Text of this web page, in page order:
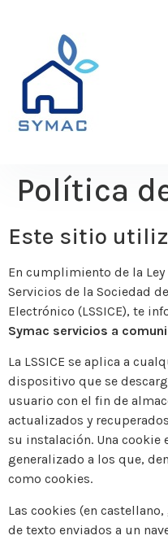
Política
Este sitio
En cumplimiento de la
Servicios de la Sociedad
Electrónico (LSSICE), te
Symac servicios a
La LSSICE se aplica a
dispositivo que se
usuario con el fin de
actualizados y
su instalación. Una cookie
generalizado a los que,
como cookies.
Las cookies (en
de texto enviados a un